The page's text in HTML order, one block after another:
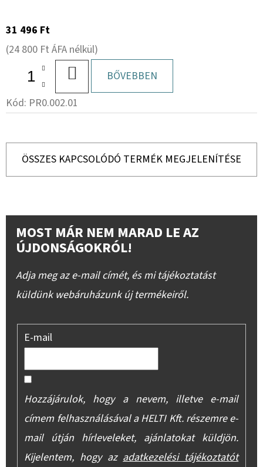
31 496 Ft
(24 800 Ft ÁFA nélkül)
KOSÁRBABŐVEBBEN
Kód: PR0.002.01
ÖSSZES KAPCSOLÓDÓ TERMÉK MEGJELENÍTÉSE
MOST MÁR NEM MARAD LE AZ
ÚJDONSÁGOKRÓL!
Adja meg az e-mail címét, és mi tájékoztatást
küldünk webáruházunk új termékeiről.
E-mail
Hozzájárulok, hogy a nevem, illetve e-mail
címem felhasználásával a HELTI Kft. részemre e-
mail útján hírleveleket, ajánlatokat küldjön.
Kijelentem, hogy azadatkezelési tájékoztatót